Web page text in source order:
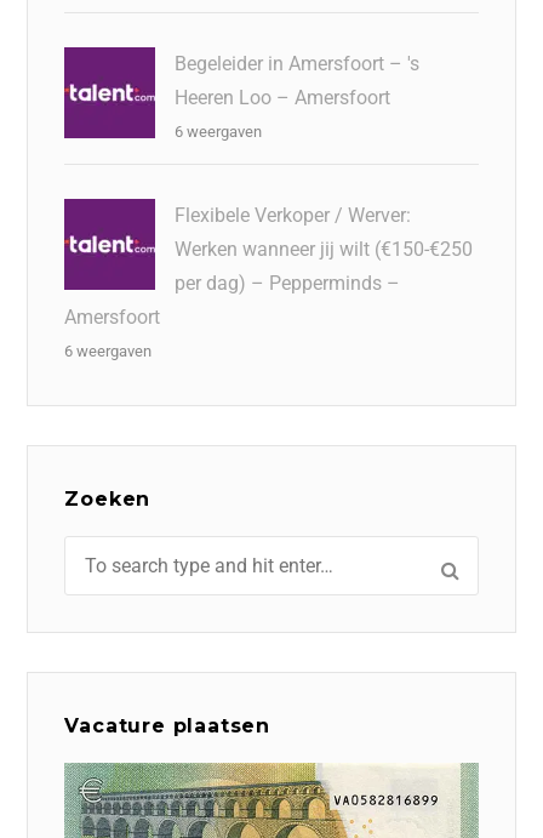
Begeleider in Amersfoort – 's
Heeren Loo – Amersfoort
6 weergaven
Flexibele Verkoper / Werver:
Werken wanneer jij wilt (€150-€250
per dag) – Pepperminds –
Amersfoort
6 weergaven
Zoeken
Vacature plaatsen